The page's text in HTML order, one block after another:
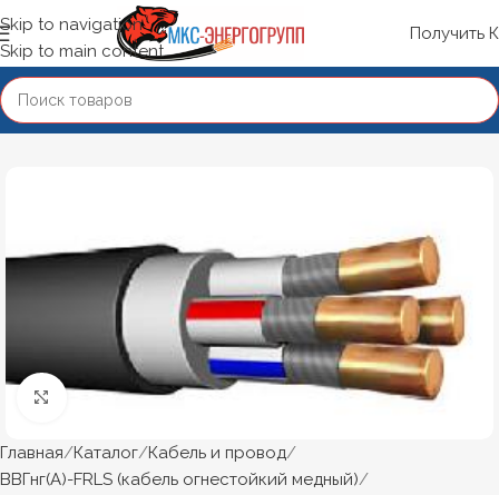
Skip to navigation
Skip to main content
Получить
Нажмите, чтобы увеличить
Главная Каталог Кабель и провод
ВВГнг(А)-FRLS (кабель огнестойкий медный)